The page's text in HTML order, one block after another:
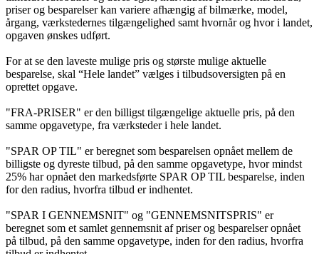
priser og besparelser kan variere afhængig af bilmærke, model,
årgang, værkstedernes tilgængelighed samt hvornår og hvor i landet,
opgaven ønskes udført.
For at se den laveste mulige pris og største mulige aktuelle
besparelse, skal “Hele landet” vælges i tilbudsoversigten på en
oprettet opgave.
"FRA-PRISER" er den billigst tilgængelige aktuelle pris, på den
samme opgavetype, fra værksteder i hele landet.
"SPAR OP TIL" er beregnet som besparelsen opnået mellem de
billigste og dyreste tilbud, på den samme opgavetype, hvor mindst
25% har opnået den markedsførte SPAR OP TIL besparelse, inden
for den radius, hvorfra tilbud er indhentet.
"SPAR I GENNEMSNIT" og "GENNEMSNITSPRIS" er
beregnet som et samlet gennemsnit af priser og besparelser opnået
på tilbud, på den samme opgavetype, inden for den radius, hvorfra